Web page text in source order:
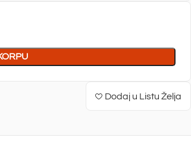
Dodaj u Listu Želja